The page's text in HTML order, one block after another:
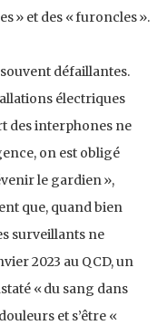
» et des « furoncles ».
défaillantes.
électriques
des interphones ne
on est obligé
le gardien »,
que, quand bien
surveillants ne
2023 au QCD, un
« du sang dans
et s’être «